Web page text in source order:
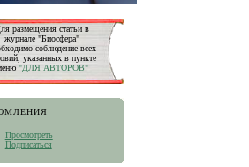
размещения статьи в
журнале "Биосфера"
соблюдение всех
указанных в пункте
"ДЛЯ АВТОРОВ"
Просмотреть
Подписаться